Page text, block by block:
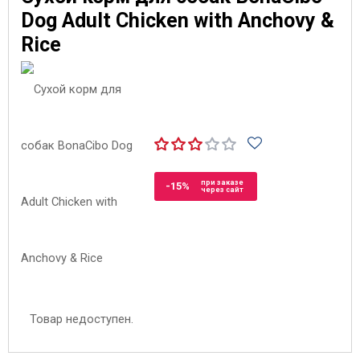
Dog Adult Chicken with Anchovy &
Rice
-15%
при заказе
через сайт
Товар недоступен.